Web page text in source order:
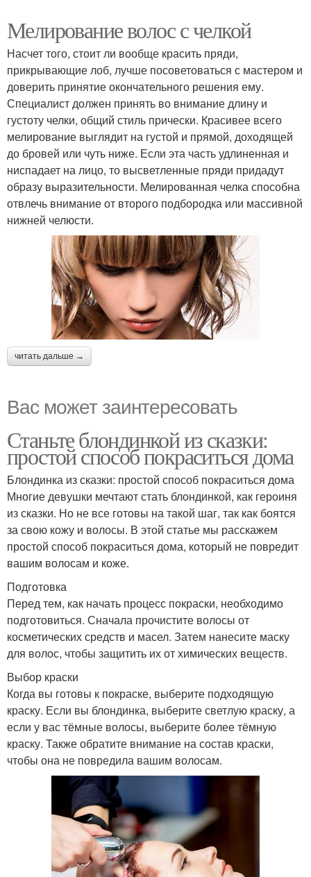
Мелирование волос с челкой
Насчет того, стоит ли вообще красить пряди,
прикрывающие лоб, лучше посоветоваться с мастером и
доверить принятие окончательного решения ему.
Специалист должен принять во внимание длину и
густоту челки, общий стиль прически. Красивее всего
мелирование выглядит на густой и прямой, доходящей
до бровей или чуть ниже. Если эта часть удлиненная и
ниспадает на лицо, то высветленные пряди придадут
образу выразительности. Мелированная челка способна
отвлечь внимание от второго подбородка или массивной
нижней челюсти.
читать дальше →
Вас может заинтересовать
Станьте блондинкой из сказки:
простой способ покраситься дома
Блондинка из сказки: простой способ покраситься дома
Многие девушки мечтают стать блондинкой, как героиня
из сказки. Но не все готовы на такой шаг, так как боятся
за свою кожу и волосы. В этой статье мы расскажем
простой способ покраситься дома, который не повредит
вашим волосам и коже.
Подготовка
Перед тем, как начать процесс покраски, необходимо
подготовиться. Сначала прочистите волосы от
косметических средств и масел. Затем нанесите маску
для волос, чтобы защитить их от химических веществ.
Выбор краски
Когда вы готовы к покраске, выберите подходящую
краску. Если вы блондинка, выберите светлую краску, а
если у вас тёмные волосы, выберите более тёмную
краску. Также обратите внимание на состав краски,
чтобы она не повредила вашим волосам.